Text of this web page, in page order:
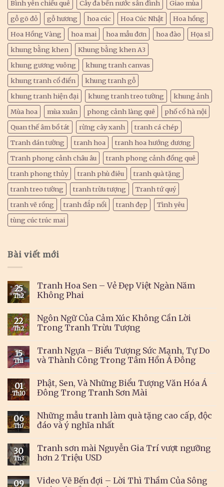
Bình yên chiều quê Cây đa bến nước sân đình
Giao mùa
gỗ gõ đỏ
gỗ hương hoa cúc Hoa Cúc Nhật
Hoa hồng
Hoa Hồng Vàng
hoa mai hoa mẫu đơn hoa đào
Họa sĩ
khung bằng khen
Khung bằng khen A3
khung gương vuông
khung tranh canvas
khung tranh cổ điển
khung tranh gỗ
khung tranh hiện đại
khung tranh treo tường
khung ảnh
Mùa hoa
mùa xuân phong cảnh làng quê
phố cổ hà nội
Quan thế âm bồ tát
rừng cây xanh
tranh cá chép
Tranh dán tường
tranh hoa
tranh hoa hướng dương
Tranh phong cảnh châu âu
tranh phong cảnh đồng quê
tranh phong thủy
tranh phù điêu
tranh quà tặng
tranh treo tường
tranh trừu tượng
Tranh tứ quý
tranh vẽ rồng
tranh đắp nổi tranh đẹp
Tình yêu
tùng cúc trúc mai
Bài viết mới
25
Th2
Tranh Hoa Sen – Vẻ Đẹp Việt Ngàn Năm
Không Phai
22
Th2
Ngôn Ngữ Của Cảm Xúc Không Cần Lời
Trong Tranh Trừu Tượng
15
Th1
Tranh Ngựa – Biểu Tượng Sức Mạnh, Tự Do
và Thành Công Trong Tâm Hồn Á Đông
01
Th10
Phật, Sen, Và Những Biểu Tượng Văn Hóa Á
Đông Trong Tranh Sơn Mài
06
Th7
Những mẫu tranh làm quà tặng cao cấp, độc
đáo và ý nghĩa nhất
30
Th3
Tranh sơn mài Nguyễn Gia Trí vượt ngưỡng
hơn 2 Triệu USD
09
Video Vẽ Bến đợi – Lời Thì Thầm Của Sông